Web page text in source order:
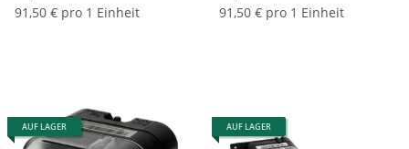
91,50 € pro 1 Einheit
91,50 € pro 1 Einheit
AUF LAGER AUF LAGER